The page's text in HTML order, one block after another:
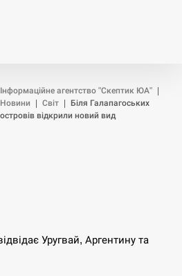
Інформаційне агентство "Скептик ЮА"
Новини
Світ
Біля Галапагоських
островів відкрили новий вид
Уругвай, Аргентину та